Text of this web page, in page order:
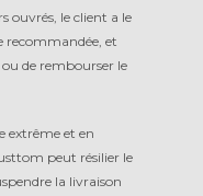
ouvrés, le client a le
et
de rembourser le
extrême et en
peut résilier le
la livraison